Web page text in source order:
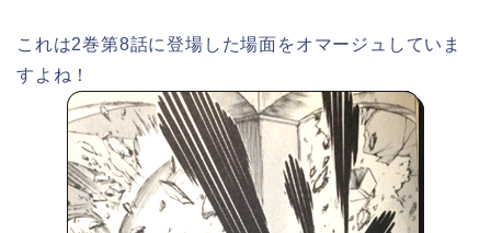
これは2巻第8話に登場した場面をオマージュしていま
すよね！